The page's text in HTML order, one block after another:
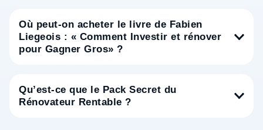
Où peut-on acheter le livre de Fabien
Liegeois : « Comment Investir et rénover
pour Gagner Gros» ?
Qu’est-ce que le Pack Secret du
Rénovateur Rentable ?